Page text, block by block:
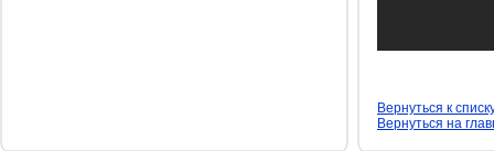
Вернуться к
Вернуться на